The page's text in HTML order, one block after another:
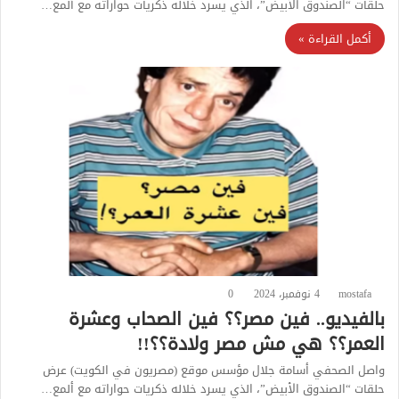
حلقات “الصندوق الأبيض”، الذي يسرد خلاله ذكريات حواراته مع ألمع…
أكمل القراءة »
mostafa 4 نوفمبر، 2024 0
بالفيديو.. فين مصر؟؟ فين الصحاب وعشرة
العمر؟؟ هي مش مصر ولادة؟؟!!
واصل الصحفي أسامة جلال مؤسس موقع (مصريون في الكويت) عرض
حلقات “الصندوق الأبيض”، الذي يسرد خلاله ذكريات حواراته مع ألمع…